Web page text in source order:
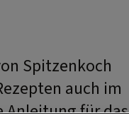
Spitzenkoch
auch im
Anleitung für das